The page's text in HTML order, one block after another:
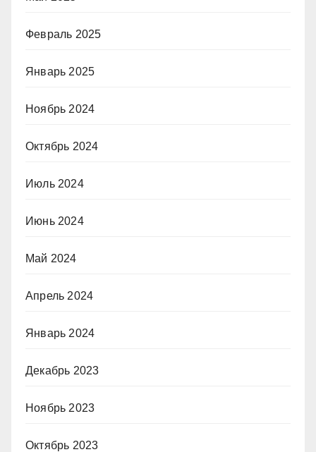
Февраль 2025
Январь 2025
Ноябрь 2024
Октябрь 2024
Июль 2024
Июнь 2024
Май 2024
Апрель 2024
Январь 2024
Декабрь 2023
Ноябрь 2023
Октябрь 2023